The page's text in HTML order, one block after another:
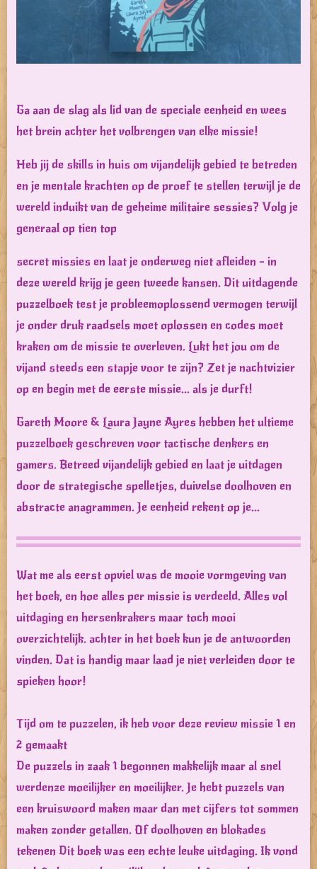
Ga aan de slag als lid van de speciale eenheid en wees
het brein achter het volbrengen van elke missie!
Heb jij de skills in huis om vijandelijk gebied te betreden
en je mentale krachten op de proef te stellen terwijl je de
wereld induikt van de geheime militaire sessies? Volg je
generaal op tien top
secret missies en laat je onderweg niet afleiden - in
deze wereld krijg je geen tweede kansen. Dit uitdagende
puzzelboek test je probleemoplossend vermogen terwijl
je onder druk raadsels moet oplossen en codes moet
kraken om de missie te overleven. Lukt het jou om de
vijand steeds een stapje voor te zijn? Zet je nachtvizier
op en begin met de eerste missie... als je durft!
Gareth Moore & Laura Jayne Ayres hebben het ultieme
puzzelboek geschreven voor tactische denkers en
gamers. Betreed vijandelijk gebied en laat je uitdagen
door de strategische spelletjes, duivelse doolhoven en
abstracte anagrammen. Je eenheid rekent op je...
Wat me als eerst opviel was de mooie vormgeving van
het boek, en hoe alles per missie is verdeeld. Alles vol
uitdaging en hersenkrakers maar toch mooi
overzichtelijk. achter in het boek kun je de antwoorden
vinden. Dat is handig maar laad je niet verleiden door te
spieken hoor!
Tijd om te puzzelen, ik heb voor deze review missie 1 en
2 gemaakt
De puzzels in zaak 1 begonnen makkelijk maar al snel
werdenze moeilijker en moeilijker. Je hebt puzzels van
een kruiswoord maken maar dan met cijfers tot sommen
maken zonder getallen. Of doolhoven en blokades
tekenen Dit boek was een echte leuke uitdaging. Ik vond